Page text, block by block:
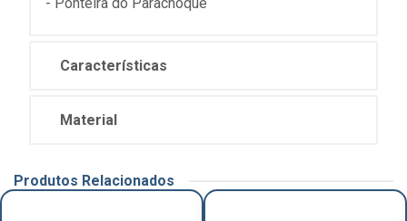
Características
Material
Produtos Relacionados